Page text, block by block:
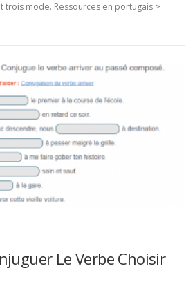
trois mode. Ressources en portugais >
Le Verbe Choisir